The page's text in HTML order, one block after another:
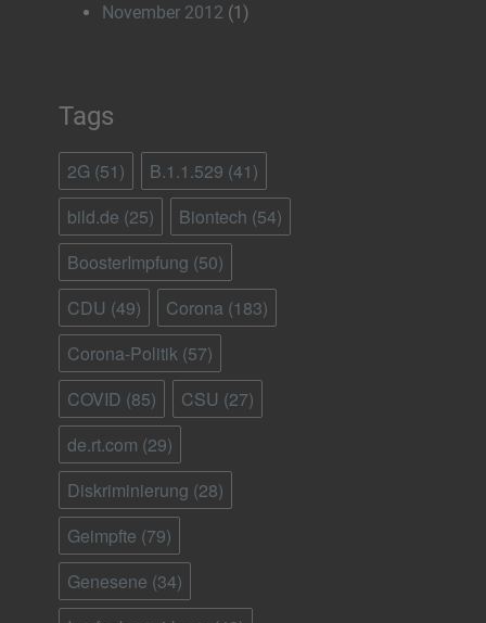
November 2012 (1)
Tags
2G (51) B.1.1.529 (41)
bild.de (25) Biontech (54)
BoosterImpfung (50)
CDU (49) Corona (183)
Corona-Politik (57)
COVID (85) CSU (27)
de.rt.com (29)
Diskriminierung (28)
Geimpfte (79)
Genesene (34)